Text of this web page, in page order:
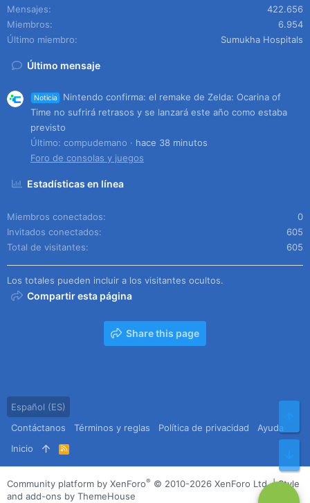
Mensajes
422.656
Miembros
6.954
Último miembro
Sumukha Hospitals
Último mensaje
Noticia
Nintendo confirma: el remake de Zelda: Ocarina of
Time no sufrirá retrasos y se lanzará este año como estaba
previsto
Último: compudemano
hace 38 minutos
Foro de consolas y juegos
Estadísticas en línea
Miembros conectados
0
Invitados conectados
605
Total de visitantes
605
Los totales pueden incluir a los visitantes ocultos.
Compartir esta página
Share this page
Español (ES)
Contáctanos
Términos y reglas Política de privacidad
Ayuda
Inicio
R
S
S
Community platform by XenForo® © 2010-2026 XenForo Ltd. |Style
and add-ons by ThemeHouse